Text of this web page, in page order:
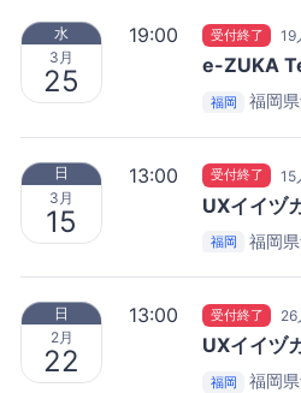
水
3月
25
19:00 受付終了 19
e-ZUKA
福岡 福岡
日
3月
15
13:00 受付終了 15
UXイイヅ
福岡 福岡
日
2月
22
13:00 受付終了 26
UXイイヅ
福岡 福岡